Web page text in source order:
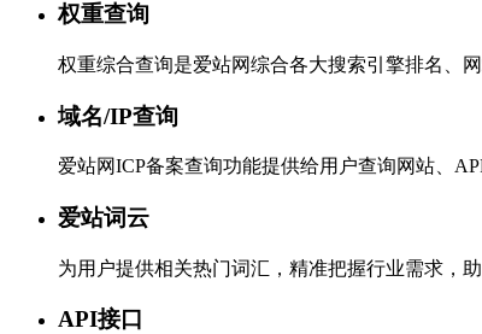
权重查询
权重综合查询是爱站网综合各大搜索引擎排名、
域名/IP查询
爱站网ICP备案查询功能提供给用户查询网站、
爱站词云
为用户提供相关热门词汇，精准把握行业需求，助
API接口